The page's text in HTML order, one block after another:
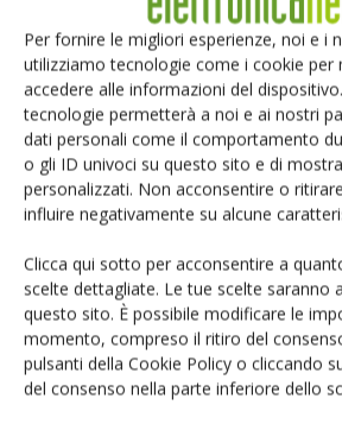
Per fornire le migliori esperienze, noi e i
utilizziamo tecnologie come i cookie per
accedere alle informazioni del
tecnologie permetterà a noi e ai nostri
dati personali come il comportamento
o gli ID univoci su questo sito e di
personalizzati. Non acconsentire o
influire negativamente su alcune
Clicca qui sotto per acconsentire a
scelte dettagliate. Le tue scelte saranno
questo sito. È possibile modificare le
momento, compreso il ritiro del
pulsanti della Cookie Policy o cliccando
del consenso nella parte inferiore dello
Siemens e NVIDIA
agentica per l’EDA
LASCIA UN COMMENTO